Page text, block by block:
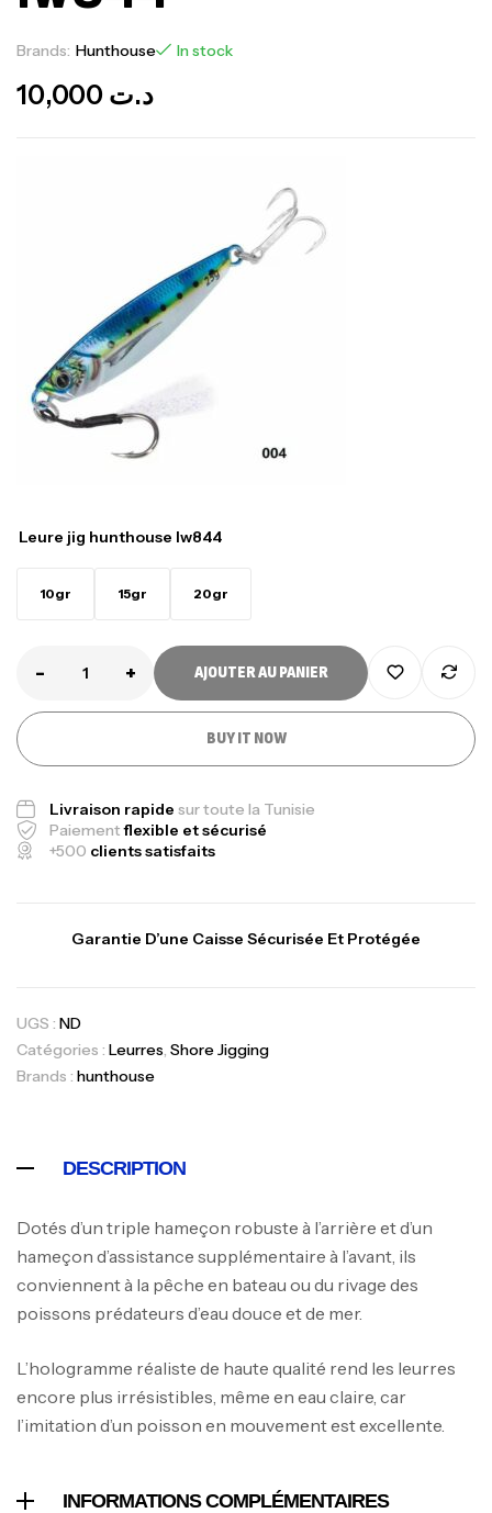
Brands: Hunthouse In stock
د.ت
Leure jig hunthouse lw844
10gr 15gr 20gr
- + AJOUTER AU PANIER
BUY IT NOW
Livraison rapide sur toute la Tunisie
Paiementflexible et sécurisé
+500 clients satisfaits
Garantie D’une Caisse Sécurisée Et Protégée
UGS : ND
Catégories : Leurres, Shore Jigging
Brands : hunthouse
DESCRIPTION
Dotés d’un triple hameçon robuste à l’arrière et d’un
hameçon d’assistance supplémentaire à l’avant, ils
conviennent à la pêche en bateau ou du rivage des
poissons prédateurs d’eau douce et de mer.
L’hologramme réaliste de haute qualité rend les leurres
encore plus irrésistibles, même en eau claire, car
l’imitation d’un poisson en mouvement est excellente.
INFORMATIONS COMPLÉMENTAIRES
Canne Jigging Sunset Massive Attack
Cannes
د.ت 379,000
Expanded
Bagagerie Surfcasting
د.ت
د.ت 378,000
Volant 3 Branches Inox T26S/35